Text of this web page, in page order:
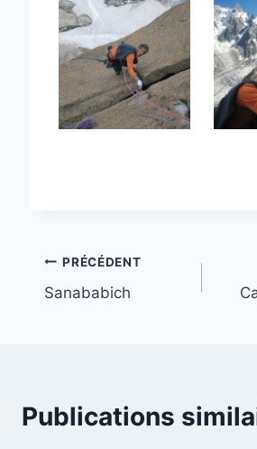
Navigation
de
PRÉCÉDENT
Sanababich
Publications